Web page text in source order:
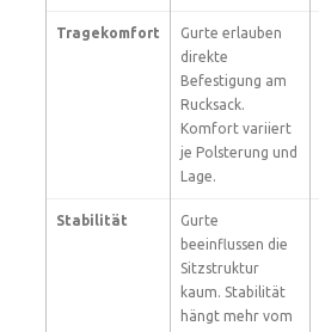
Tragekomfort
Gurte erlauben
direkte
Befestigung am
Rucksack.
Komfort variiert
je Polsterung und
Lage.
Stabilität
Gurte
beeinflussen die
Sitzstruktur
kaum. Stabilität
hängt mehr vom